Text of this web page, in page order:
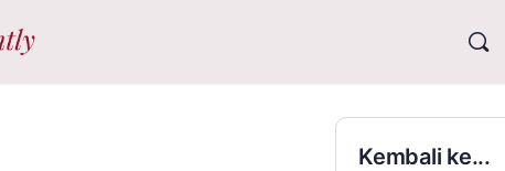
Kembali ke...